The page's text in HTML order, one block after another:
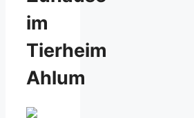
im
Tierheim
Ahlum